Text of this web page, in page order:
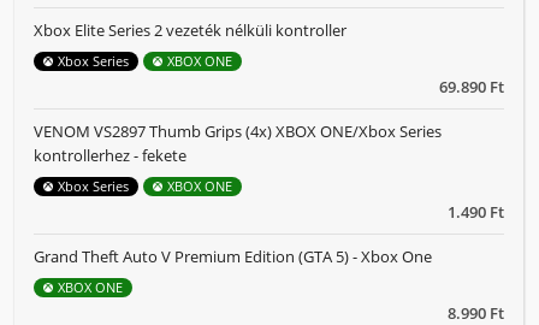
69.890 Ft
Xbox Elite Series 2 vezeték nélküli kontroller
Xbox Series XBOX ONE
1.490 Ft
VENOM VS2897 Thumb Grips (4x) XBOX ONE/Xbox Series
kontrollerhez - fekete
Xbox Series XBOX ONE
8.990 Ft
Grand Theft Auto V Premium Edition (GTA 5) - Xbox One
XBOX ONE